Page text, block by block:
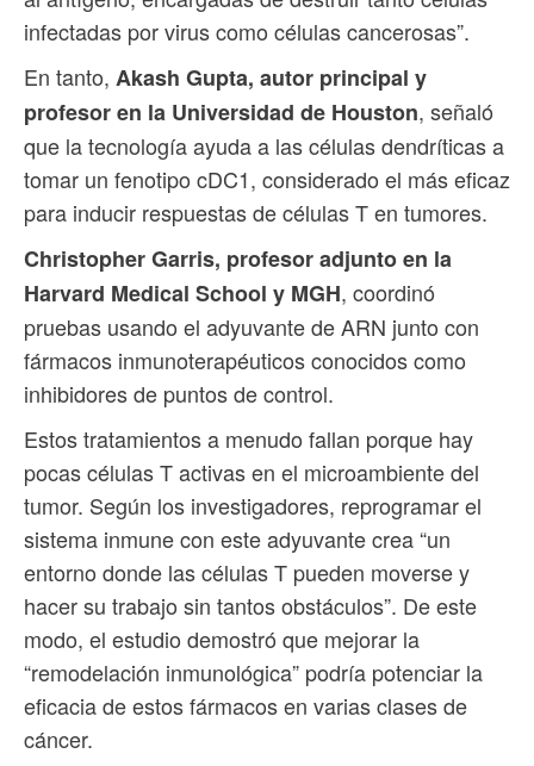
infectadas por virus como células cancerosas”.
En tanto, Akash Gupta, autor principal y
profesor en la Universidad de Houston, señaló
que la tecnología ayuda a las células dendríticas a
tomar un fenotipo cDC1, considerado el más eficaz
para inducir respuestas de células T en tumores.
Christopher Garris, profesor adjunto en la
Harvard Medical School y MGH, coordinó
pruebas usando el adyuvante de ARN junto con
fármacos inmunoterapéuticos conocidos como
inhibidores de puntos de control.
Estos tratamientos a menudo fallan porque hay
pocas células T activas en el microambiente del
tumor. Según los investigadores, reprogramar el
sistema inmune con este adyuvante crea “un
entorno donde las células T pueden moverse y
hacer su trabajo sin tantos obstáculos”. De este
modo, el estudio demostró que mejorar la
“remodelación inmunológica” podría potenciar la
eficacia de estos fármacos en varias clases de
cáncer.